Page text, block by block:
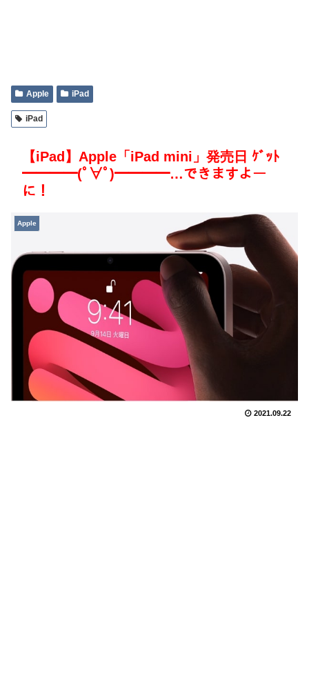
Apple iPad
iPad
【iPad】Apple「iPad mini」発売日 ｹﾞｯﾄ
━━━━(ﾟ∀ﾟ)━━━━…できますよー
に！
Apple
2021.09.22